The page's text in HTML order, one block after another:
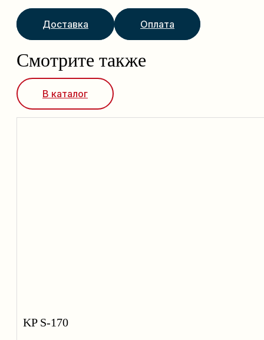
Доставка Оплата
Смотрите также
В каталог
KP S-170